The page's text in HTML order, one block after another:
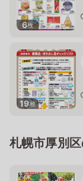
6枚
19枚
札幌市厚別